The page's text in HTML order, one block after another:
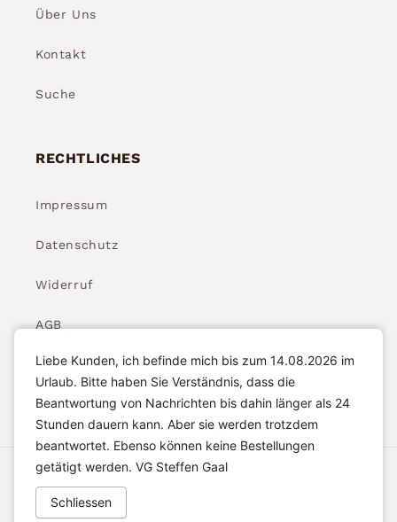
Über Uns
Kontakt
Suche
RECHTLICHES
Impressum
Datenschutz
Widerruf
AGB
Widerrufsbelehrung
Akzeptierte Zahlungsarten
Liebe Kunden, ich befinde mich bis zum 14.08.2026 im
Urlaub. Bitte haben Sie Verständnis, dass die
Beantwortung von Nachrichten bis dahin länger als 24
Stunden dauern kann. Aber sie werden trotzdem
beantwortet. Ebenso können keine Bestellungen
getätigt werden. VG Steffen Gaal
Schliessen